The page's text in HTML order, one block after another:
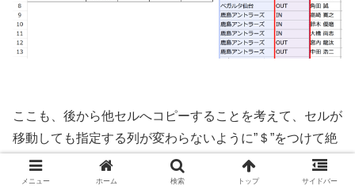
ここも、後から他セルへコピーすることを考えて、セルが
移動しても指定する列が変わらないように”＄”をつけて絶
対参照にしている点に注意して下さい。
メニュー ホーム 検索 トップ サイドバー